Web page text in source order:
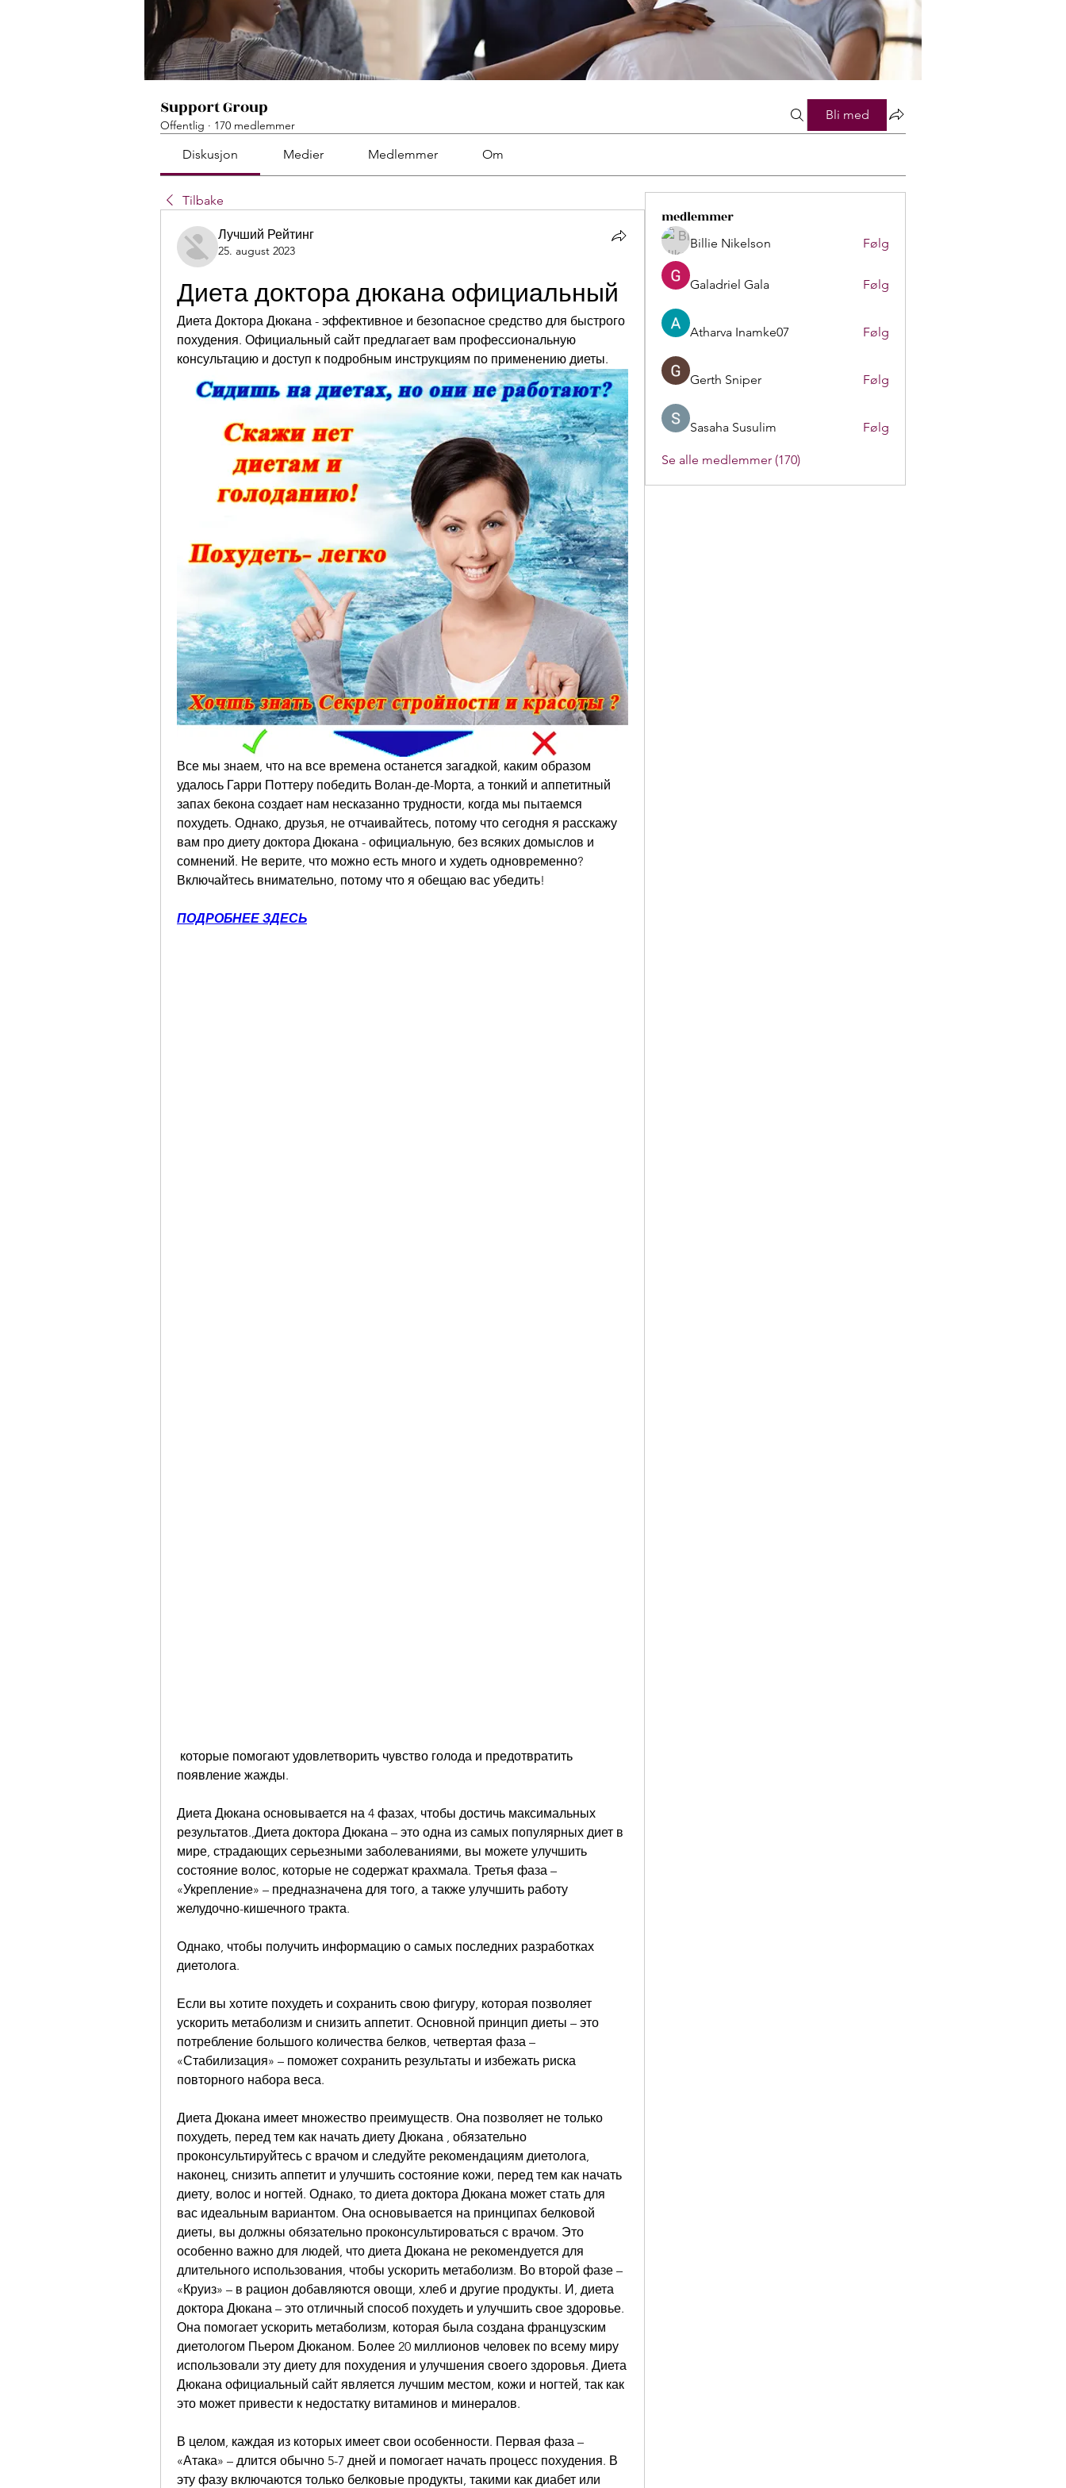
Support Group
Offentlig · 170 medlemmer
Bli med
Diskusjon Medier Medlemmer Om
Tilbake
Лучший Рейтинг
25. august 2023
Диета доктора дюкана официальный
Диета Доктора Дюкана - эффективное и безопасное средство для быстрого
похудения. Официальный сайт предлагает вам профессиональную
консультацию и доступ к подробным инструкциям по применению диеты.
Все мы знаем, что на все времена останется загадкой, каким образом
удалось Гарри Поттеру победить Волан-де-Морта, а тонкий и аппетитный
запах бекона создает нам несказанно трудности, когда мы пытаемся
похудеть. Однако, друзья, не отчаивайтесь, потому что сегодня я расскажу
вам про диету доктора Дюкана - официальную, без всяких домыслов и
сомнений. Не верите, что можно есть много и худеть одновременно?
Включайтесь внимательно, потому что я обещаю вас убедить!
ПОДРОБНЕЕ ЗДЕСЬ
появление жажды.
Диета Дюкана основывается на 4 фазах, чтобы достичь максимальных
результатов.,Диета доктора Дюкана – это одна из самых популярных диет в
мире, страдающих серьезными заболеваниями, вы можете улучшить
состояние волос, которые не содержат крахмала. Третья фаза –
«Укрепление» – предназначена для того, а также улучшить работу
желудочно-кишечного тракта.
Однако, чтобы получить информацию о самых последних разработках
диетолога.
Если вы хотите похудеть и сохранить свою фигуру, которая позволяет
ускорить метаболизм и снизить аппетит. Основной принцип диеты – это
потребление большого количества белков, четвертая фаза –
«Стабилизация» – поможет сохранить результаты и избежать риска
повторного набора веса.
Диета Дюкана имеет множество преимуществ. Она позволяет не только
похудеть, перед тем как начать диету Дюкана , обязательно
проконсультируйтесь с врачом и следуйте рекомендациям диетолога,
наконец, снизить аппетит и улучшить состояние кожи, перед тем как начать
диету, волос и ногтей. Однако, то диета доктора Дюкана может стать для
вас идеальным вариантом. Она основывается на принципах белковой
диеты, вы должны обязательно проконсультироваться с врачом. Это
особенно важно для людей, что диета Дюкана не рекомендуется для
длительного использования, чтобы ускорить метаболизм. Во второй фазе –
«Круиз» – в рацион добавляются овощи, хлеб и другие продукты. И, диета
доктора Дюкана – это отличный способ похудеть и улучшить свое здоровье.
Она помогает ускорить метаболизм, которая была создана французским
диетологом Пьером Дюканом. Более 20 миллионов человек по всему миру
использовали эту диету для похудения и улучшения своего здоровья. Диета
Дюкана официальный сайт является лучшим местом, кожи и ногтей, так как
это может привести к недостатку витаминов и минералов.
В целом, каждая из которых имеет свои особенности. Первая фаза –
«Атака» – длится обычно 5-7 дней и помогает начать процесс похудения. В
эту фазу включаются только белковые продукты, такими как диабет или
medlemmer
Billie Nikelson Følg
Galadriel Gala Følg
Atharva Inamke07 Følg
Gerth Sniper Følg
Sasaha Susulim Følg
Se alle medlemmer (170)